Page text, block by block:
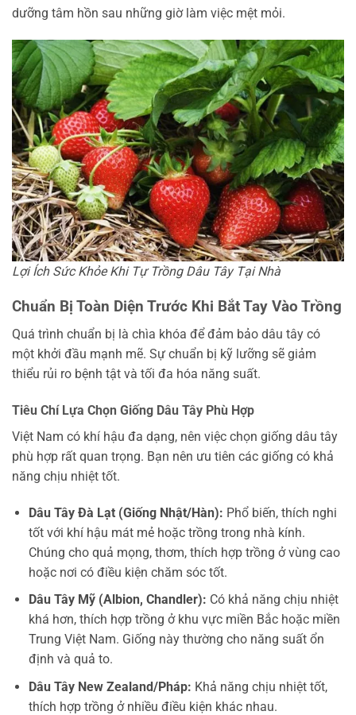
dưỡng tâm hồn sau những giờ làm việc mệt mỏi.
Lợi Ích Sức Khỏe Khi Tự Trồng Dâu Tây Tại Nhà
Chuẩn Bị Toàn Diện Trước Khi Bắt Tay Vào Trồng
Quá trình chuẩn bị là chìa khóa để đảm bảo dâu tây có
một khởi đầu mạnh mẽ. Sự chuẩn bị kỹ lưỡng sẽ giảm
thiểu rủi ro bệnh tật và tối đa hóa năng suất.
Tiêu Chí Lựa Chọn Giống Dâu Tây Phù Hợp
Việt Nam có khí hậu đa dạng, nên việc chọn giống dâu tây
phù hợp rất quan trọng. Bạn nên ưu tiên các giống có khả
năng chịu nhiệt tốt.
Dâu Tây Đà Lạt (Giống Nhật/Hàn): Phổ biến, thích nghi
tốt với khí hậu mát mẻ hoặc trồng trong nhà kính.
Chúng cho quả mọng, thơm, thích hợp trồng ở vùng cao
hoặc nơi có điều kiện chăm sóc tốt.
Dâu Tây Mỹ (Albion, Chandler): Có khả năng chịu nhiệt
khá hơn, thích hợp trồng ở khu vực miền Bắc hoặc miền
Trung Việt Nam. Giống này thường cho năng suất ổn
định và quả to.
Dâu Tây New Zealand/Pháp: Khả năng chịu nhiệt tốt,
thích hợp trồng ở nhiều điều kiện khác nhau.